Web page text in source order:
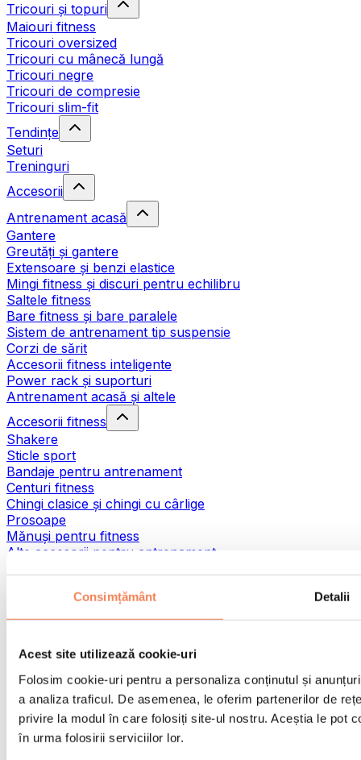
Consimțământ Detalii
Acest site utilizează cookie-uri
Folosim cookie-uri pentru a personaliza conținutul și
a analiza traficul. De asemenea, le oferim partenerilor de
privire la modul în care folosiți site-ul nostru. Aceștia le pot
în urma folosirii serviciilor lor.
Tricouri și topuri
Maiouri fitness
Tricouri oversized
Tricouri cu mânecă lungă
Tricouri negre
Tricouri de compresie
Tricouri slim-fit
Tendințe
Seturi
Treninguri
Accesorii
Antrenament acasă
Gantere
Greutăți și gantere
Extensoare și benzi elastice
Mingi fitness și discuri pentru echilibru
Saltele fitness
Bare fitness și bare paralele
Sistem de antrenament tip suspensie
Corzi de sărit
Accesorii fitness inteligente
Power rack și suporturi
Antrenament acasă și altele
Accesorii fitness
Shakere
Sticle sport
Bandaje pentru antrenament
Centuri fitness
Chingi clasice și chingi cu cârlige
Prosoape
Mănuși pentru fitness
Alte accesorii pentru antrenament
Ajutoare pentru reabilitare
Pistoale de masaj
Genți și accesorii pentru alimente
Genți pentru sala de sport
Rucsacuri
Accesorii în funcție de activitate